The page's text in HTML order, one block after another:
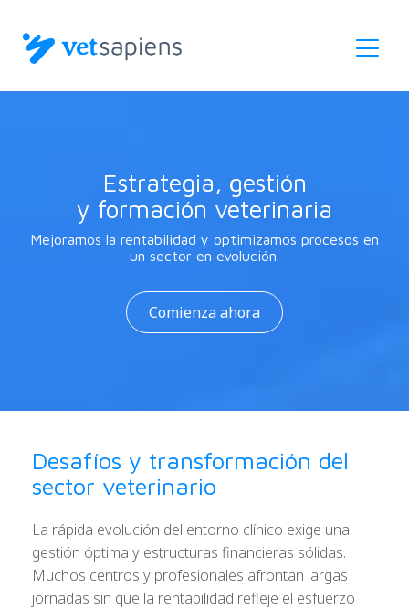
main
content
Estrategia, gestión
y formación veterinaria
Mejoramos la rentabilidad y optimizamos procesos en
un sector en evolución.
Comienza ahora
Desafíos y transformación del
sector veterinario
La rápida evolución del entorno clínico exige una
gestión óptima y estructuras financieras sólidas.
Muchos centros y profesionales afrontan largas
jornadas sin que la rentabilidad refleje el esfuerzo